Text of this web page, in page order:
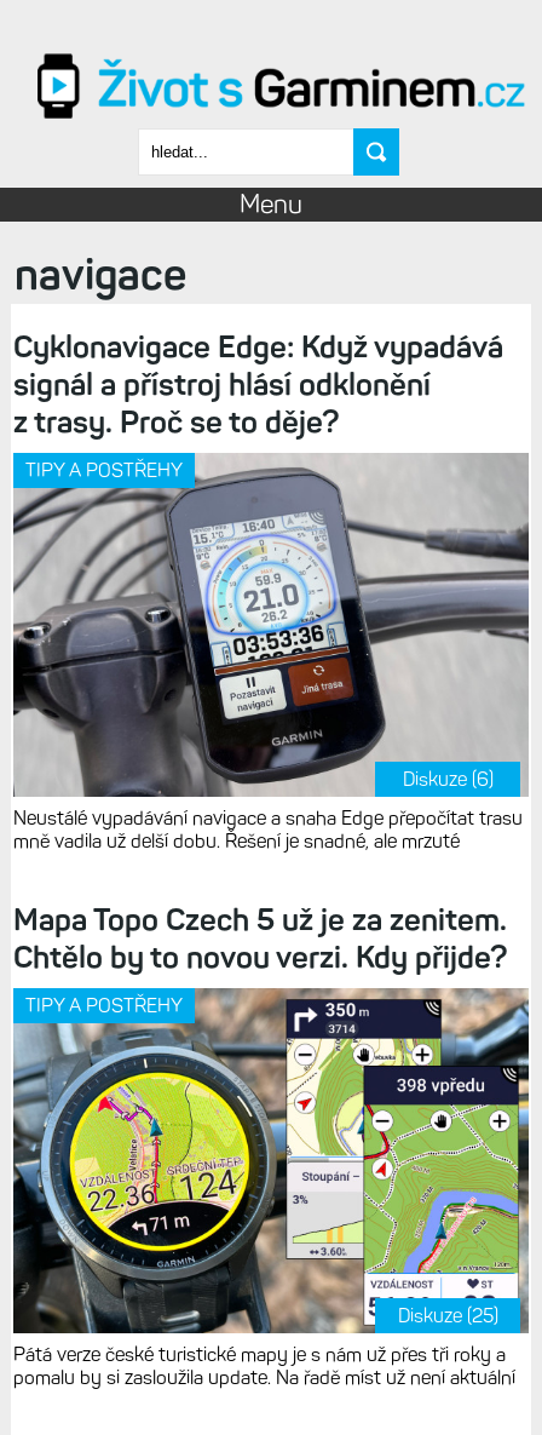
Vyhledávání
Menu
navigace
Cyklonavigace Edge: Když vypadává
signál a přístroj hlásí odklonění
z trasy. Proč se to děje?
TIPY A POSTŘEHY
Diskuze (6)
Neustálé vypadávání navigace a snaha Edge přepočítat trasu
mně vadila už delší dobu. Řešení je snadné, ale mrzuté
Mapa Topo Czech 5 už je za zenitem.
Chtělo by to novou verzi. Kdy přijde?
TIPY A POSTŘEHY
Diskuze (25)
Pátá verze české turistické mapy je s nám už přes tři roky a
pomalu by si zasloužila update. Na řadě míst už není aktuální